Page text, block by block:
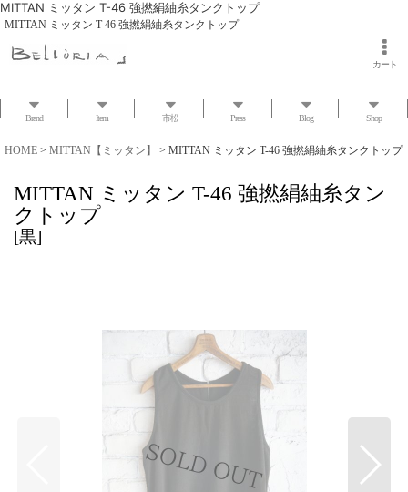
MITTAN ミッタン T-46 強撚絹紬糸タンクトップ
MITTAN ミッタン T-46 強撚絹紬糸タンクトップ
カート
Brand Item 市松 Press Blog Shop
HOME > MITTAN【ミッタン】 > MITTAN ミッタン T-46 強撚絹紬糸タンクトップ
MITTAN ミッタン T-46 強撚絹紬糸タン
クトップ
[黒]